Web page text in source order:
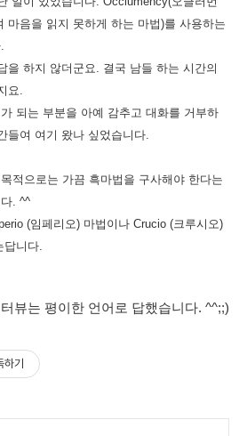
마음을 읽지 못하게 하는 마법)를 사용하는
을 하지 않더군요. 결국 남들 하는 시간의
요.
되는 부분을 아예 감추고 대화를 거부하
들여 여기 왔나 싶었습니다.
적으로는 가끔 흑마법을 구사해야 한다는
. ^^
(임페리오) 마법이나 Crucio (크루시오)
답니다.
뷰는 평이한 언어로 답했습니다. ^^;;)
하기